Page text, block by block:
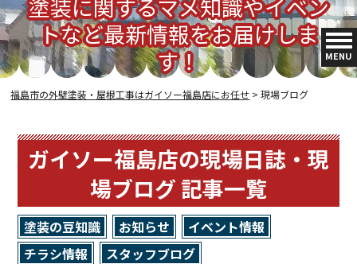
MENU
塗装に関するマメ知識やイベン
トなど最新情報をお届けしま
す！
福島市の外壁塗装・屋根工事はガイソー福島店にお任せ >現場ブログ
ガイソー福島店の現場日誌・現
場ブログ 記事一覧
塗装の豆知識 お知らせ
イベント情報
チラシ情報
スタッフブログ